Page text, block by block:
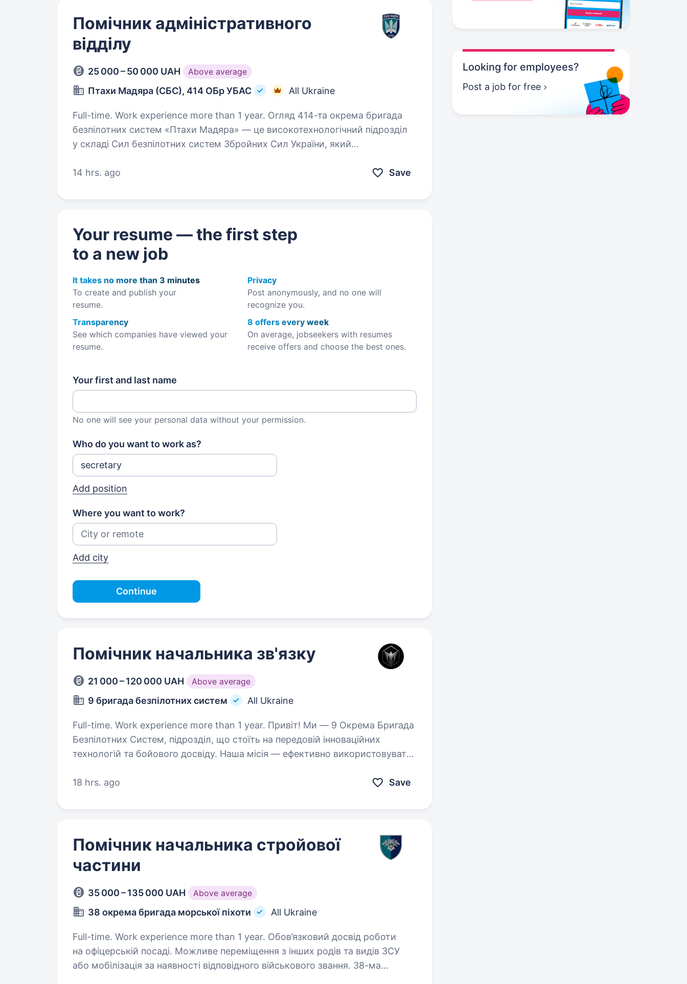
Помічник адміністративного
відділу
25 000 – 50 000 UAH Above average
Птахи Мадяра (СБС), 414 ОБр УБАС All Ukraine
Full-time. Work experience more than 1 year. Огляд 414-та окрема бригада
безпілотних систем «Птахи Мадяра» — це високотехнологічний підрозділ
у складі Сил безпілотних систем Збройних Сил України, який
14 hrs. ago
Save
Your resume — the first step
to a new job
It takes no more than 3 minutes
To create and publish your
resume.
Privacy
Post anonymously, and no one will
recognize you.
Transparency
See which companies have viewed your
resume.
8 offers every week
On average, jobseekers with resumes
receive offers and choose the best ones.
Your first and last name
No one will see your personal data without your permission.
Who do you want to work as?
Add position
Where you want to work?
Add city
Continue
Помічник начальника зв'язку
21 000 – 120 000 UAH Above average
9 бригада безпілотних систем All Ukraine
Full-time. Work experience more than 1 year. Привіт! Ми — 9 Окрема Бригада
Безпілотних Систем, підрозділ, що стоїть на передовій інноваційних
технологій та бойового досвіду. Наша місія — ефективно використовувати
18 hrs. ago
Save
Помічник начальника стройової
частини
35 000 – 135 000 UAH Above average
38 окрема бригада морської піхоти All Ukraine
Full-time. Work experience more than 1 year. Обов’язковий досвід роботи
на офіцерській посаді. Можливе переміщення з інших родів та видів ЗСУ
або мобілізація за наявності відповідного військового звання. 38-ма
Looking for employees?
Post a job for free